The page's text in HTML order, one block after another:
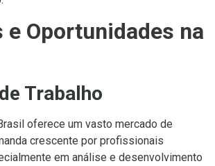
e Oportunidades na
Trabalho
oferece um vasto mercado de
crescente por profissionais
em análise e desenvolvimento